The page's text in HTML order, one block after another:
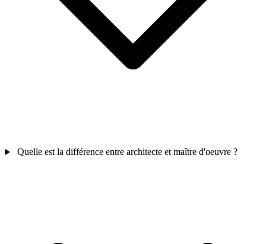
Quelle est la différence entre architecte et maître d'oeuvre ?